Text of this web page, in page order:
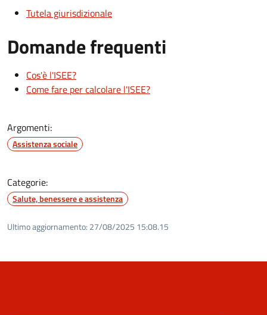
Tutela giurisdizionale
Domande frequenti
Cos'è l'ISEE?
Come fare per calcolare l'ISEE?
Argomenti:
Assistenza sociale
Categorie:
Salute, benessere e assistenza
Ultimo aggiornamento: 27/08/2025 15:08.15